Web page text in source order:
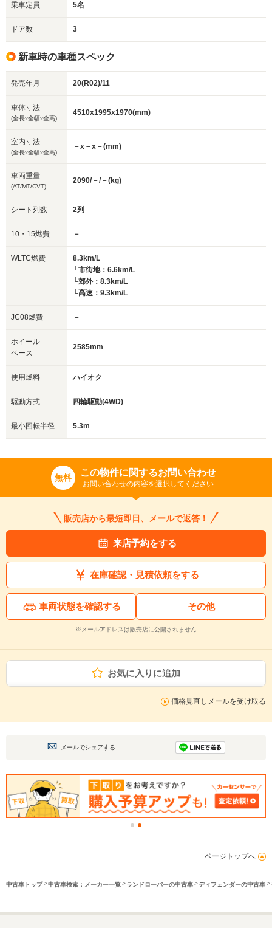
乗車定員 5名
ドア数 3
新車時の車種スペック
発売年月 20(R02)/11
車体寸法
(全長x全幅x全高)
4510x1995x1970(mm)
室内寸法
(全長x全幅x全高)
－x－x－(mm)
車両重量
(AT/MT/CVT)
2090/－/－(kg)
シート列数 2列
10・15燃費 －
WLTC燃費
8.3km/L
└市街地：6.6km/L
└郊外：8.3km/L
└高速：9.3km/L
JC08燃費 －
ホイール
ベース
2585mm
使用燃料 ハイオク
駆動方式 四輪駆動(4WD)
最小回転半径 5.3m
無料 この物件に関するお問い合わせ
お問い合わせの内容を選択してください
販売店から最短即日、メールで返答！
来店予約をする
在庫確認・見積依頼をする
車両状態を確認する その他
※メールアドレスは販売店に公開されません
お気に入りに追加
価格見直しメールを受け取る
メールでシェアする
ページトップへ
中古車トップ 中古車検索：メーカー一覧 ランドローバーの中古車 ディフェンダーの中古車